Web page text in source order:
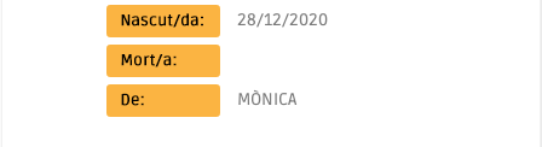
28/12/2020
MÒNICA